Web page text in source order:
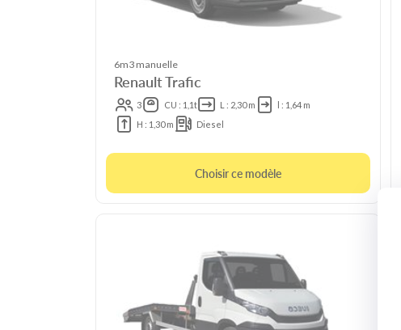
6m3 manuelle
Renault Trafic
3 CU : 1,1t L : 2,30 m
l : 1,64 m
H : 1,30 m
Diesel
Choisir ce modèle